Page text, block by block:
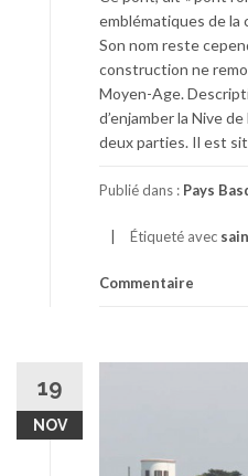
emblématiques de
Son nom reste
construction ne
Moyen-Age.
d’enjamber la Nive
deux parties. Il est
Publié dans : Pays
Étiqueté avec
Commentaire
19
NOV